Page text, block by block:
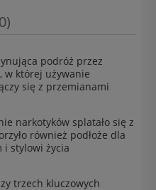
podróż przez
w której używanie
się z przemianami
narkotyków splatało się z
również podłoże dla
i stylowi życia
trzech kluczowych